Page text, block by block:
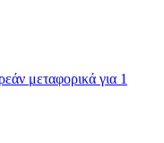
μεταφορικά για 1